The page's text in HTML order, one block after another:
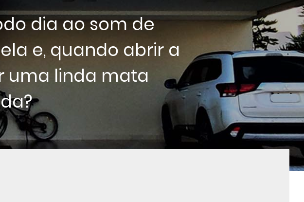
dia ao som de
e, quando abrir a
uma linda mata